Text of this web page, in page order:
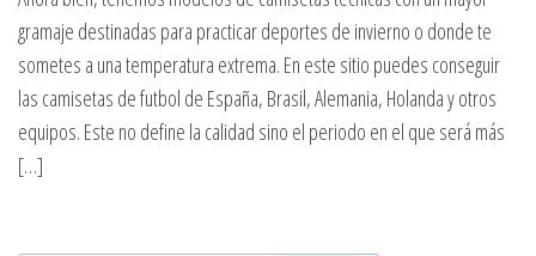
gramaje destinadas para practicar deportes de invierno o donde te
sometes a una temperatura extrema. En este sitio puedes conseguir
las camisetas de futbol de España, Brasil, Alemania, Holanda y otros
equipos. Este no define la calidad sino el periodo en el que será más
[…]